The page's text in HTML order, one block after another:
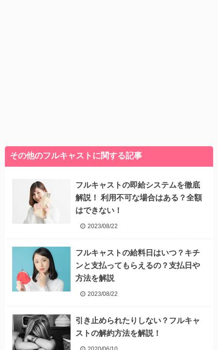
その他のフルキャストに関する記事
フルキャストの即給システムを徹底
解説！ 利用不可な場合はある？全額
はできない！
2023/08/22
フルキャストの給料日はいつ？キチ
ンと支払ってもらえるの？支払日や
方法を解説
2023/08/22
引き止められたりしない？フルキャ
ストの解約方法を解説！